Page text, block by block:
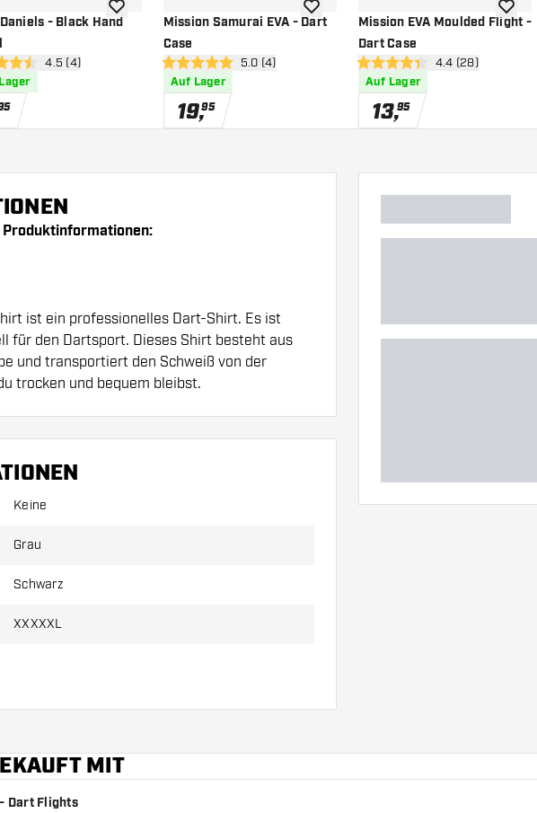
hinzufügen- Black Hand
Bewertungsbereich öffnen
4.5 (4)
Zur Wunschliste hinzufügen
Mission Samurai EVA - Dart
Case
Bewertungsbereich öffnen
5 Bewertungssterne
5.0 (4)
Auf Lager
19,95
Zur Wunschliste hinzufügen
Mission EVA Moulded Flight -
Dart Case
4.4 Bewertungssterne
4.4 (28)
Auf Lager
13,95
Zur
ist ein professionelles Dart-Shirt. Es ist
für den Dartsport. Dieses Shirt besteht aus
und transportiert den Schweiß von der
trocken und bequem bleibst.
Keine
Grau
Schwarz
XXXXXL
MIT
Dart Flights